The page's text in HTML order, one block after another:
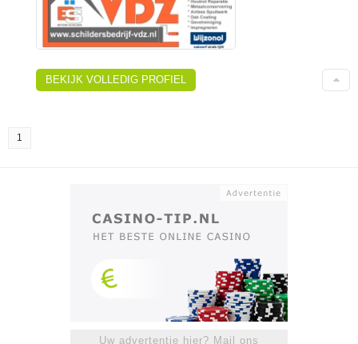
BEKIJK VOLLEDIG PROFIEL
1
Uw advertentie hier? Mail ons